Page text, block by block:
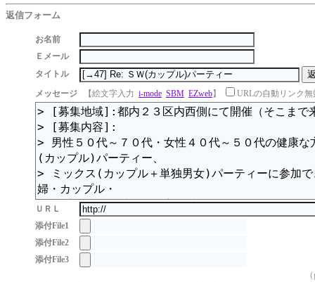
返信フォーム
お名前
Ｅメール
タイトル
メッセージ
【絵文字入力 i-mode SBM EZweb】 URLの自動リンク無
ＵＲＬ
添付File1
添付File2
添付File3